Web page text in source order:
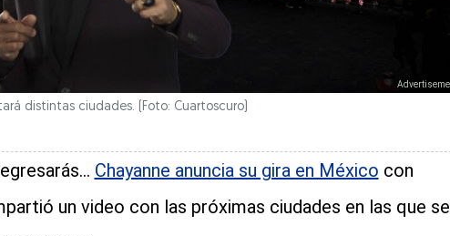
distintas ciudades. (Foto: Cuartoscuro)
Chayanne anuncia su gira en México con
un video con las próximas ciudades en las que se